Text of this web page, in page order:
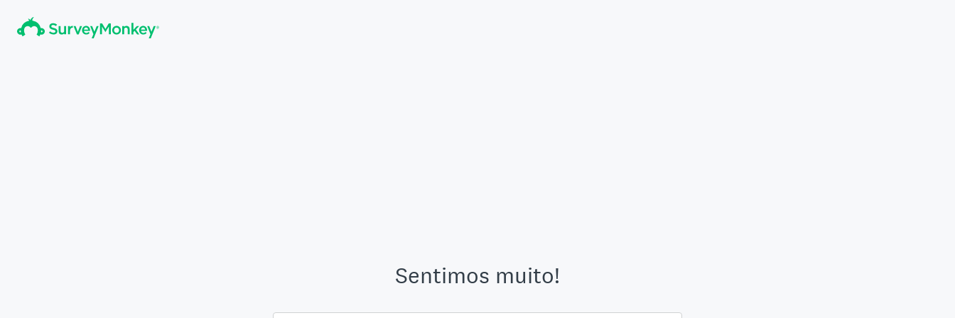
Sentimos muito!